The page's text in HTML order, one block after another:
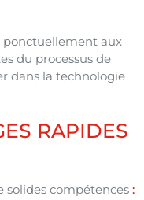
ponctuellement aux
du processus de
dans la technologie
RAPIDES
solides compétences :